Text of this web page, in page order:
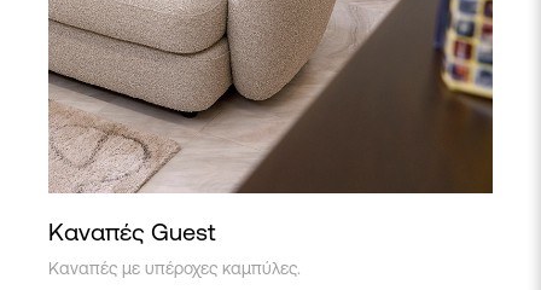
Καναπές Guest
Kαναπές με υπέροχες καμπύλες.